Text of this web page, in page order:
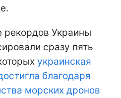
рекордов Украины
сразу пять
украинская
благодаря
морских дронов